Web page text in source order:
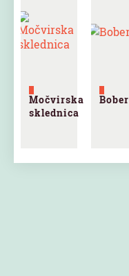
Močvirska
sklednica
Bober